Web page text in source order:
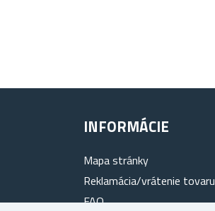
INFORMÁCIE
Mapa stránky
Reklamácia/vrátenie tovaru
FAQ